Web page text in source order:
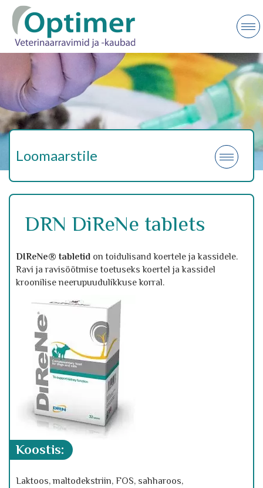
Loomaarstile
DRN DiReNe tablets
DIReNe® tabletid on toidulisand koertele ja kassidele.
Ravi ja ravisöötmise toetuseks koertel ja kassidel
kroonilise neerupuudulikkuse korral.
koostis:
Laktoos, maltodekstriin, FOS, sahharoos,